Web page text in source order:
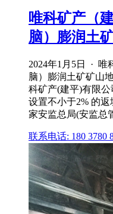
唯科矿产（
脑）膨润土
2024年1月5日 · 唯
脑）膨润土矿矿山
科矿产(建平)有限
设置不小于2% 的
家安监总局(安监总
联系电话: 180 3780